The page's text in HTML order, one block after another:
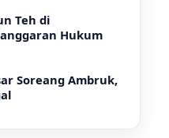
Teh di
Hukum
Soreang Ambruk,